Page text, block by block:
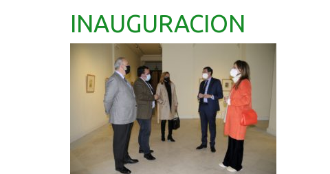
INAUGURACION